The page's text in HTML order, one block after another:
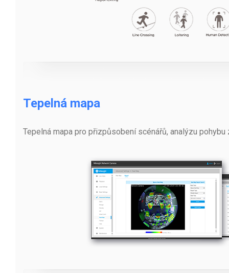
Tepelná mapa
Tepelná mapa pro přizpůsobení scénářů, analýzu